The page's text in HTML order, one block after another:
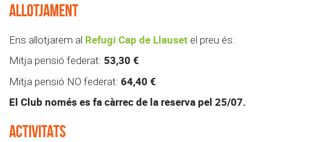
ALLOTJAMENT
Ens allotjarem al Refugi Cap de Llauset el preu és:
Mitja pensió federat: 53,30 €
Mitja pensió NO federat: 64,40 €
El Club només es fa càrrec de la reserva pel 25/07.
ACTIVITATS